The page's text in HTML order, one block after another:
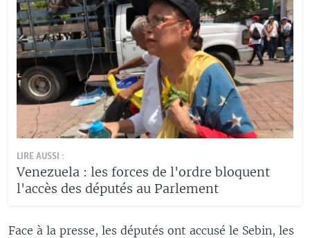
LIRE AUSSI :
Venezuela : les forces de l'ordre bloquent
l'accès des députés au Parlement
Face à la presse, les députés ont accusé le Sebin, les